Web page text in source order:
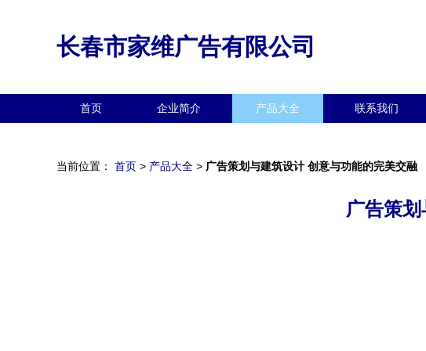
长春市家维广告有限公司
首页 企业简介 产品大全 联系我们
当前位置： 首页 > 产品大全 > 广告策划与建筑设计 创意与功能的完美交融
广告策